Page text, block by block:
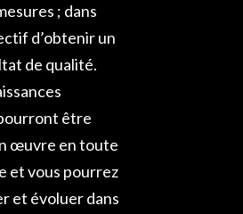
; dans
d’obtenir un
de qualité.
être
œuvre en toute
et vous pourrez
et évoluer dans